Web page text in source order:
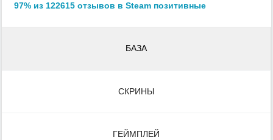
97% из 122615 отзывов в Steam позитивные
БАЗА
СКРИНЫ
ГЕЙМПЛЕЙ